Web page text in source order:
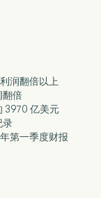
润翻倍以上
翻倍
3970 亿美元
录
第一季度财报